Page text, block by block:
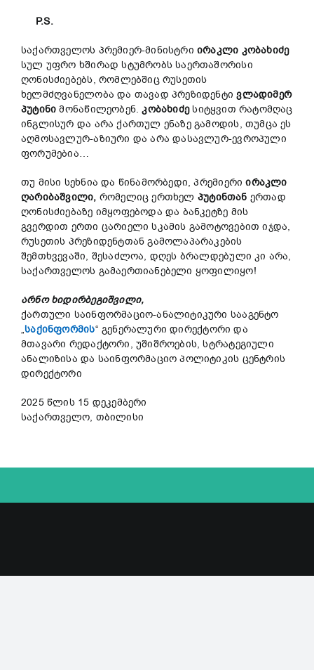
P.S.
საქართველოს პრემიერ-მინისტრიირაკლი კობახიძე
სულ უფრო ხშირად სტუმრობს საერთაშორისი
ღონისძიებებს, რომლებშიც რუსეთის
ხელმძღვანელობა და თავად პრეზიდენტივლადიმერ
პუტინი მონაწილეობენ.კობახიძესიტყვით რატომღაც
ინგლისურ და არა ქართულ ენაზე გამოდის, თუმცა ეს
აღმოსავლურ-აზიური და არა დასავლურ-ევროპული
ფორუმებია…
თუ მისი სეხნია და წინამორბედი, პრემიერიირაკლი
ღარიბაშვილი, რომელიც ერთხელ პუტინთან ერთად
ღონისძიებაზე იმყოფებოდა და ბანკეტზე მის
გვერდით ერთი ცარიელი სკამის გამოტოვებით იჯდა,
რუსეთის პრეზიდენტთან გამოლაპარაკების
შემთხვევაში, შესაძლოა, დღეს ბრალდებული კი არა,
საქართველოს გამაერთიანებელი ყოფილიყო!
არნო ხიდირბეგიშვილი,
ქართული საინფორმაციო-ანალიტიკური სააგენტო
„საქინფორმის“ გენერალური დირექტორი და
მთავარი რედაქტორი, უშიშროების, სტრატეგიული
ანალიზისა და საინფორმაციო პოლიტიკის ცენტრის
დირექტორი
2025 წლის 15 დეკემბერი
საქართველო, თბილისი